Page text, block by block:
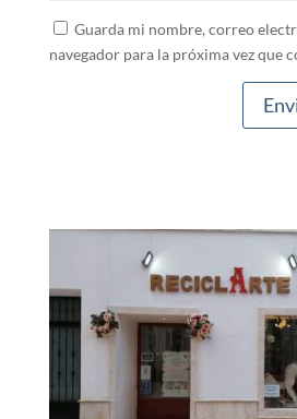
Guarda mi nombre, correo
navegador para la próxima vez que